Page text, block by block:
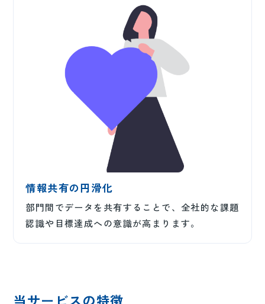
情報共有の円滑化
部門間でデータを共有することで、全社的な課題
認識や目標達成への意識が高まります。
当サービスの特徴